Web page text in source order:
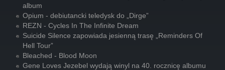
album
Opium - debiutancki teledysk do „Dirge”
REZN - Cycles In The Infinite Dream
Suicide Silence zapowiada jesienną trasę „Reminders Of
Hell Tour”
Bleached - Blood Moon
Gene Loves Jezebel wydają winyl na 40. rocznicę albumu